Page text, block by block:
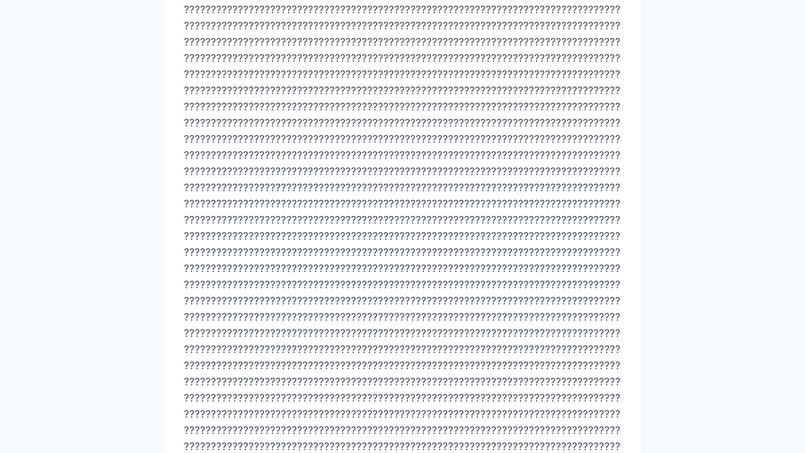
?????????????????????????????????????????????????????????????????????????????????
?????????????????????????????????????????????????????????????????????????????????
?????????????????????????????????????????????????????????????????????????????????
?????????????????????????????????????????????????????????????????????????????????
?????????????????????????????????????????????????????????????????????????????????
?????????????????????????????????????????????????????????????????????????????????
?????????????????????????????????????????????????????????????????????????????????
?????????????????????????????????????????????????????????????????????????????????
?????????????????????????????????????????????????????????????????????????????????
?????????????????????????????????????????????????????????????????????????????????
?????????????????????????????????????????????????????????????????????????????????
?????????????????????????????????????????????????????????????????????????????????
?????????????????????????????????????????????????????????????????????????????????
?????????????????????????????????????????????????????????????????????????????????
?????????????????????????????????????????????????????????????????????????????????
?????????????????????????????????????????????????????????????????????????????????
?????????????????????????????????????????????????????????????????????????????????
?????????????????????????????????????????????????????????????????????????????????
?????????????????????????????????????????????????????????????????????????????????
?????????????????????????????????????????????????????????????????????????????????
?????????????????????????????????????????????????????????????????????????????????
?????????????????????????????????????????????????????????????????????????????????
?????????????????????????????????????????????????????????????????????????????????
?????????????????????????????????????????????????????????????????????????????????
?????????????????????????????????????????????????????????????????????????????????
?????????????????????????????????????????????????????????????????????????????????
?????????????????????????????????????????????????????????????????????????????????
?????????????????????????????????????????????????????????????????????????????????